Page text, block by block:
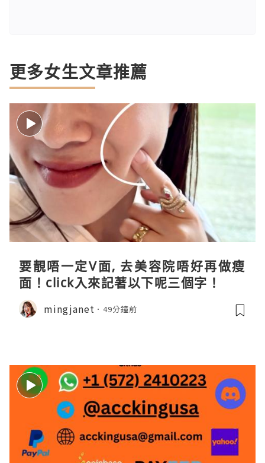
更多女生文章推薦
要靚唔一定V面, 去美容院唔好再做瘦
面！click入來記著以下呢三個字！
mingjanet 49分鐘前